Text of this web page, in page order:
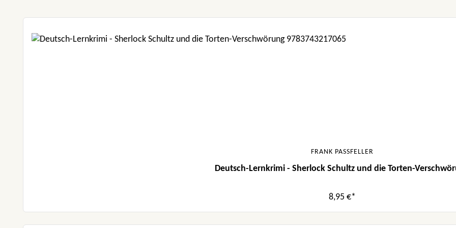
FRANK PASSFELLER
Deutsch-Lernkrimi - Sherlock Schultz und die Torten-
8,95 €*